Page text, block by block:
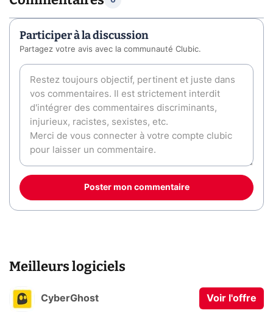
Participer à la discussion
Partagez votre avis avec la communauté Clubic.
Poster mon commentaire
Meilleurs logiciels
CyberGhost Voir l'offre